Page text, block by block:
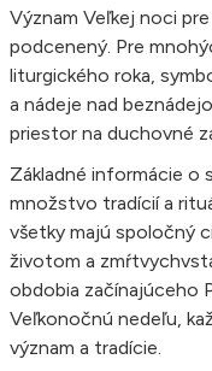
Význam Veľkej noci
podcenený. Pre
liturgického roka,
a nádeje nad
priestor na duchovné
Základné informácie o
množstvo tradícií a
všetky majú spoločný
životom a
obdobia začínajúceho
Veľkonočnú nedeľu,
význam a tradície.